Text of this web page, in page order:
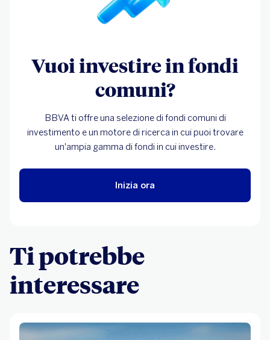
Vuoi investire in fondi
comuni?
BBVA ti offre una selezione di fondi comuni di
investimento e un motore di ricerca in cui puoi trovare
un'ampia gamma di fondi in cui investire.
Inizia ora
Ti potrebbe
interessare